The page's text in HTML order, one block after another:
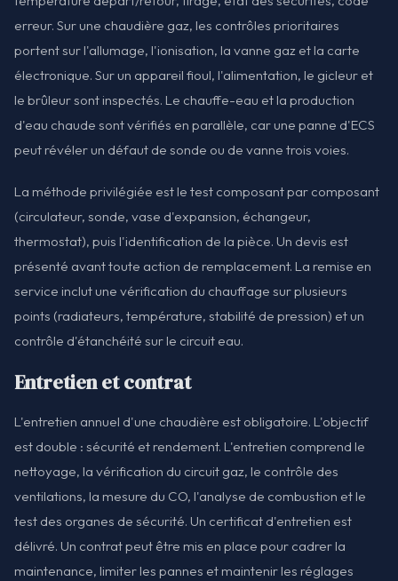
erreur. Sur une chaudière gaz, les contrôles prioritaires
portent sur l'allumage, l'ionisation, la vanne gaz et la carte
électronique. Sur un appareil fioul, l'alimentation, le gicleur et
le brûleur sont inspectés. Le chauffe-eau et la production
d'eau chaude sont vérifiés en parallèle, car une panne d'ECS
peut révéler un défaut de sonde ou de vanne trois voies.
La méthode privilégiée est le test composant par composant
(circulateur, sonde, vase d'expansion, échangeur,
thermostat), puis l'identification de la pièce. Un devis est
présenté avant toute action de remplacement. La remise en
service inclut une vérification du chauffage sur plusieurs
points (radiateurs, température, stabilité de pression) et un
contrôle d'étanchéité sur le circuit eau.
Entretien et contrat
L'entretien annuel d'une chaudière est obligatoire. L'objectif
est double : sécurité et rendement. L'entretien comprend le
nettoyage, la vérification du circuit gaz, le contrôle des
ventilations, la mesure du CO, l'analyse de combustion et le
test des organes de sécurité. Un certificat d'entretien est
délivré. Un contrat peut être mis en place pour cadrer la
maintenance, limiter les pannes et maintenir les réglages